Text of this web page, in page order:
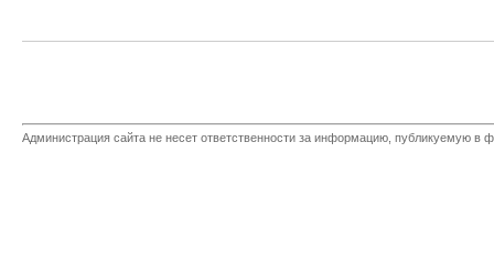
Администрация сайта не несет ответственности за информацию, публикуемую